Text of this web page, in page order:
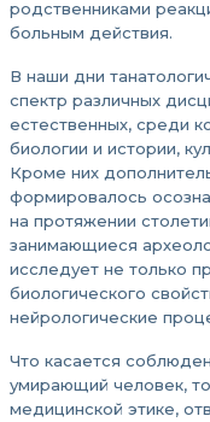
родственниками
больным действия.
В наши дни
спектр различных
естественных, среди
биологии и истории,
Кроме них
формировалось
на протяжении
занимающиеся
исследует не только
биологического
нейрологические
Что касается
умирающий человек, то
медицинской этике,